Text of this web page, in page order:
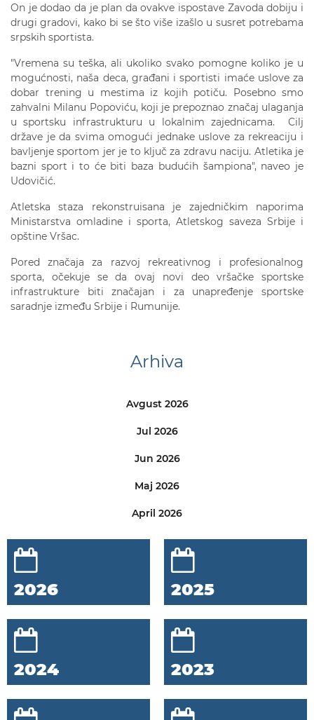
On je dodao da je plan da ovakve ispostave Zavoda dobiju i
drugi gradovi, kako bi se što više izašlo u susret potrebama
srpskih sportista.
"Vremena su teška, ali ukoliko svako pomogne koliko je u
mogućnosti, naša deca, građani i sportisti imaće uslove za
dobar trening u mestima iz kojih potiču. Posebno smo
zahvalni Milanu Popoviću, koji je prepoznao značaj ulaganja
u sportsku infrastrukturu u lokalnim zajednicama. Cilj
države je da svima omogući jednake uslove za rekreaciju i
bavljenje sportom jer je to ključ za zdravu naciju. Atletika je
bazni sport i to će biti baza budućih šampiona", naveo je
Udovičić.
Atletska staza rekonstruisana je zajedničkim naporima
Ministarstva omladine i sporta, Atletskog saveza Srbije i
opštine Vršac.
Pored značaja za razvoj rekreativnog i profesionalnog
sporta, očekuje se da ovaj novi deo vršačke sportske
infrastrukture biti značajan i za unapređenje sportske
saradnje između Srbije i Rumunije.
Arhiva
Avgust 2026
Jul 2026
Jun 2026
Maj 2026
April 2026
2026 2025
2024 2023